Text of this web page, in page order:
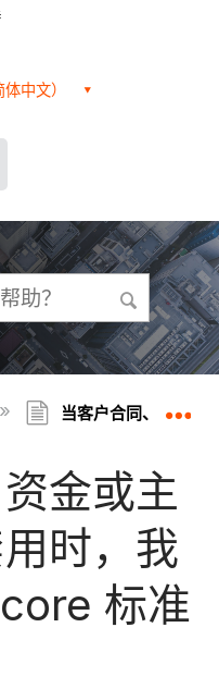
中文）
当客户合同、资金或
金或主
时，我
标准